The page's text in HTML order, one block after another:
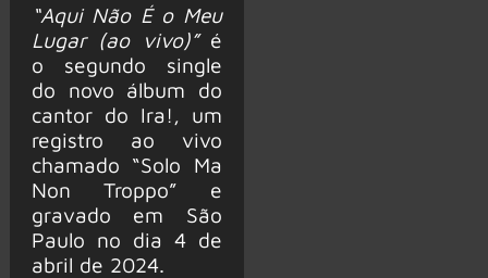
“Aqui Não É o Meu
Lugar (ao vivo)”é
o segundo single
do novo álbum do
cantor do Ira!, um
registro ao vivo
chamado “Solo Ma
Non Troppo” e
gravado em São
Paulo no dia 4 de
abril de 2024.